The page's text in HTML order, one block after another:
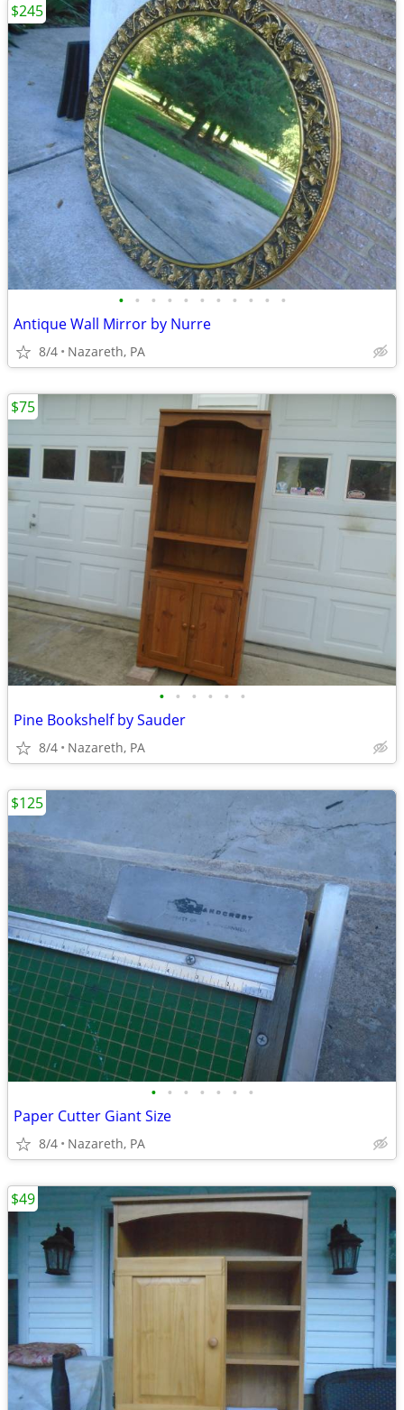
• • • • • • • • • • •
Antique Wall Mirror by Nurre
8/4 Nazareth, PA
$245
• • • • • •
Pine Bookshelf by Sauder
8/4 Nazareth, PA
$75
• • • • • • •
Paper Cutter Giant Size
8/4 Nazareth, PA
$125
$49